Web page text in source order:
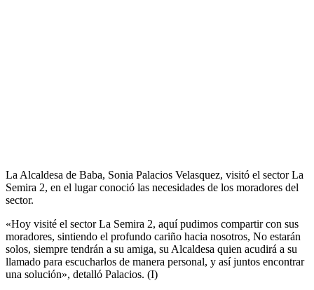
La Alcaldesa de Baba, Sonia Palacios Velasquez, visitó el sector La
Semira 2, en el lugar conoció las necesidades de los moradores del
sector.
«Hoy visité el sector La Semira 2, aquí pudimos compartir con sus
moradores, sintiendo el profundo cariño hacia nosotros, No estarán
solos, siempre tendrán a su amiga, su Alcaldesa quien acudirá a su
llamado para escucharlos de manera personal, y así juntos encontrar
una solución», detalló Palacios. (I)